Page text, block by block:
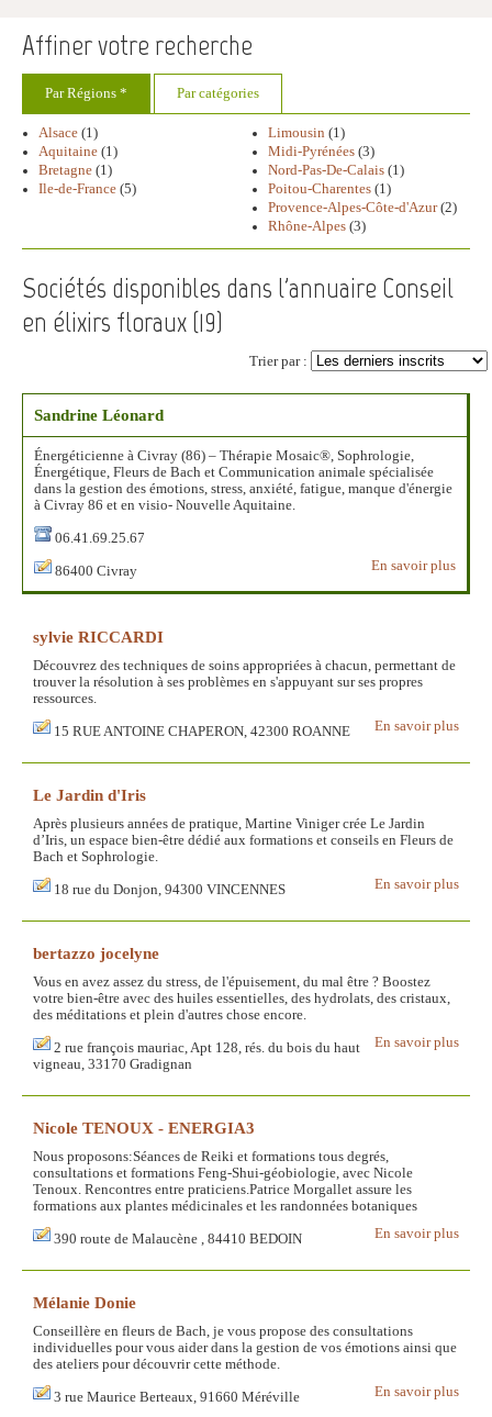
Affiner votre recherche
Par Régions * Par catégories
Alsace (1)
Aquitaine (1)
Bretagne (1)
Ile-de-France (5)
Limousin (1)
Midi-Pyrénées (3)
Nord-Pas-De-Calais (1)
Poitou-Charentes (1)
Provence-Alpes-Côte-d'Azur(2)
Rhône-Alpes (3)
Sociétés disponibles dans l'annuaire Conseil
en élixirs floraux (19)
Trier par :
Sandrine Léonard
Énergéticienne à Civray (86) – Thérapie Mosaic®, Sophrologie,
Énergétique, Fleurs de Bach et Communication animale spécialisée
dans la gestion des émotions, stress, anxiété, fatigue, manque d'énergie
à Civray 86 et en visio- Nouvelle Aquitaine.
06.41.69.25.67
En savoir plus
86400 Civray
sylvie RICCARDI
Découvrez des techniques de soins appropriées à chacun, permettant de
trouver la résolution à ses problèmes en s'appuyant sur ses propres
ressources.
En savoir plus
15 RUE ANTOINE CHAPERON, 42300 ROANNE
Le Jardin d'Iris
Après plusieurs années de pratique, Martine Viniger crée Le Jardin
d’Iris, un espace bien-être dédié aux formations et conseils en Fleurs de
Bach et Sophrologie.
En savoir plus
18 rue du Donjon, 94300 VINCENNES
bertazzo jocelyne
Vous en avez assez du stress, de l'épuisement, du mal être ? Boostez
votre bien-être avec des huiles essentielles, des hydrolats, des cristaux,
des méditations et plein d'autres chose encore.
En savoir plus
2 rue françois mauriac, Apt 128, rés. du bois du haut
vigneau, 33170 Gradignan
Nicole TENOUX - ENERGIA3
Nous proposons:Séances de Reiki et formations tous degrés,
consultations et formations Feng-Shui-géobiologie, avec Nicole
Tenoux. Rencontres entre praticiens.Patrice Morgallet assure les
formations aux plantes médicinales et les randonnées botaniques
En savoir plus
390 route de Malaucène , 84410 BEDOIN
Mélanie Donie
Conseillère en fleurs de Bach, je vous propose des consultations
individuelles pour vous aider dans la gestion de vos émotions ainsi que
des ateliers pour découvrir cette méthode.
En savoir plus
3 rue Maurice Berteaux, 91660 Méréville